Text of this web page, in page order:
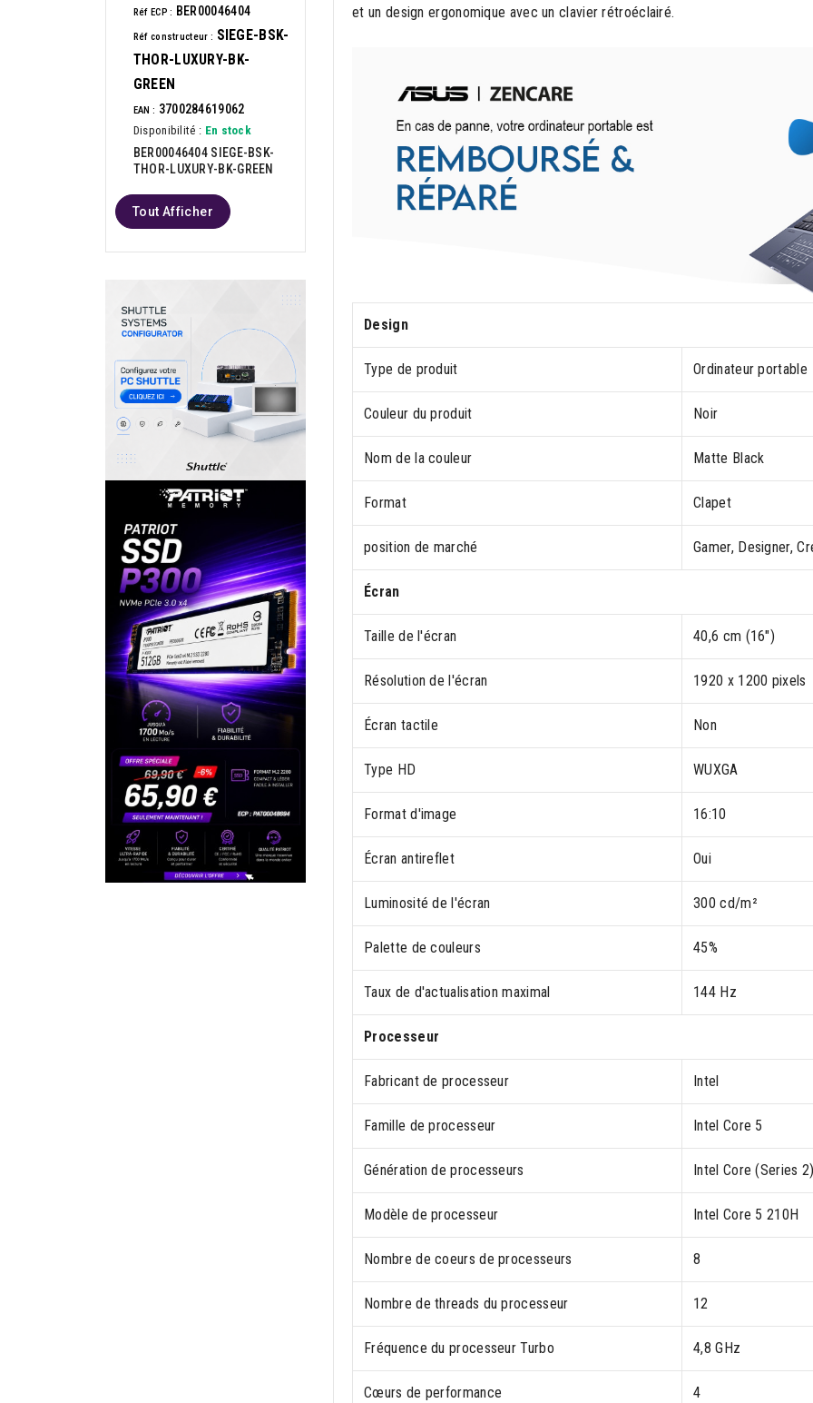
Réf ECP : BER00046404
Réf constructeur : SIEGE-BSK-
THOR-LUXURY-BK-
GREEN
EAN : 3700284619062
Disponibilité : En stock
BER00046404 SIEGE-BSK-
THOR-LUXURY-BK-GREEN
Tout Afficher
et un design ergonomique avec un clavier rétroéclairé.
Design
Type de produit Ordinateur portable
Couleur du produit Noir
Nom de la couleur Matte Black
Format Clapet
position de marché Gamer, Designer,
Écran
Taille de l'écran 40,6 cm (16")
Résolution de l'écran 1920 x 1200 pixels
Écran tactile Non
Type HD WUXGA
Format d'image 16:10
Écran antireflet Oui
Luminosité de l'écran 300 cd/m²
Palette de couleurs 45%
Taux de d'actualisation maximal 144 Hz
Processeur
Fabricant de processeur Intel
Famille de processeur Intel Core 5
Génération de processeurs Intel Core (Series
Modèle de processeur Intel Core 5 210H
Nombre de coeurs de processeurs 8
Nombre de threads du processeur 12
Fréquence du processeur Turbo 4,8 GHz
Cœurs de performance 4